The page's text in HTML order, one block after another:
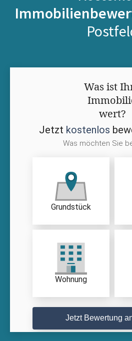
Was ist
wert?
Jetzt kostenlos
Was möchten Sie
Grundstück
Wohnung
Jetzt Bewertung